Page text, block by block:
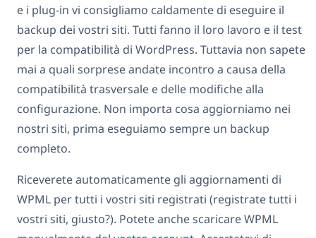
e i plug-in vi consigliamo caldamente di eseguire il
backup dei vostri siti. Tutti fanno il loro lavoro e il test
per la compatibilità di WordPress. Tuttavia non sapete
mai a quali sorprese andate incontro a causa della
compatibilità trasversale e delle modifiche alla
configurazione. Non importa cosa aggiorniamo nei
nostri siti, prima eseguiamo sempre un backup
completo.
Riceverete automaticamente gli aggiornamenti di
WPML per tutti i vostri siti registrati (registrate tutti i
vostri siti, giusto?). Potete anche scaricare WPML